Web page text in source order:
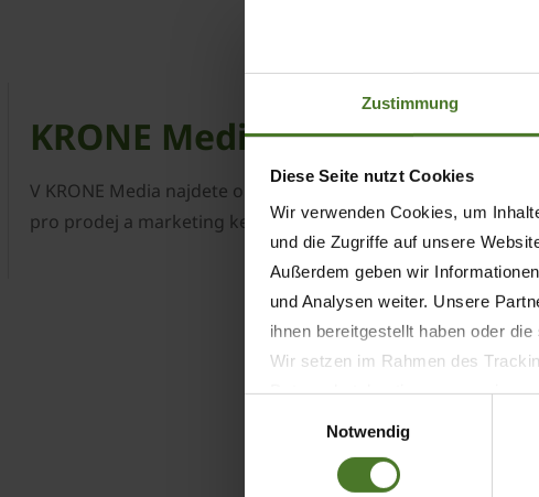
Zustimmung
Diese Seite nutzt Cookies
Wir verwenden Cookies, um
und die Zugriffe auf unsere
Außerdem geben wir
und Analysen weiter. Unsere
ihnen bereitgestellt haben oder
Wir setzen im Rahmen des
Datenschutzbestimmungen ein,
Daten bestehen kann.
Impressum
Notwendig
KRONE Media
V KRONE Media najdete obrázky strojů a brožury a také
pro prodej a marketing ke stažení.